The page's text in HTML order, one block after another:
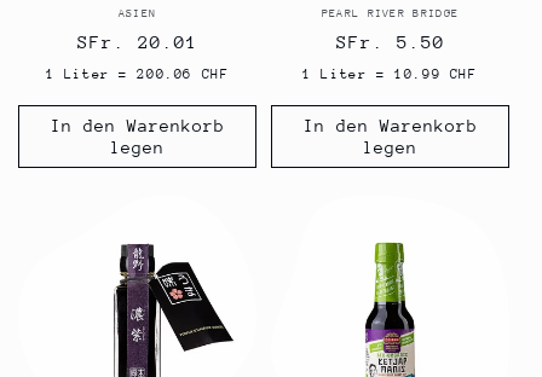
Anbieter:
ASIEN
Normaler
Preis
SFr. 20.01
1 Liter = 200.06 CHF
In den Warenkorb
legen
Anbieter:
PEARL RIVER BRIDGE
Normaler
Preis
SFr. 5.50
1 Liter = 10.99 CHF
In den Warenkorb
legen